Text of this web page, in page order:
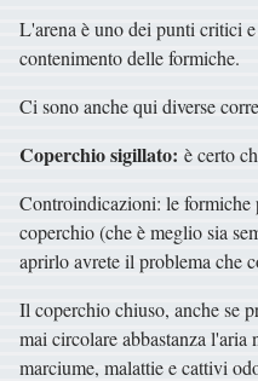
L'arena è uno dei punti critici
contenimento delle formiche.
Ci sono anche qui diverse
Coperchio sigillato: è certo
Controindicazioni: le formiche
coperchio (che è meglio sia
aprirlo avrete il problema che
Il coperchio chiuso, anche se
mai circolare abbastanza
marciume, malattie e cattivi